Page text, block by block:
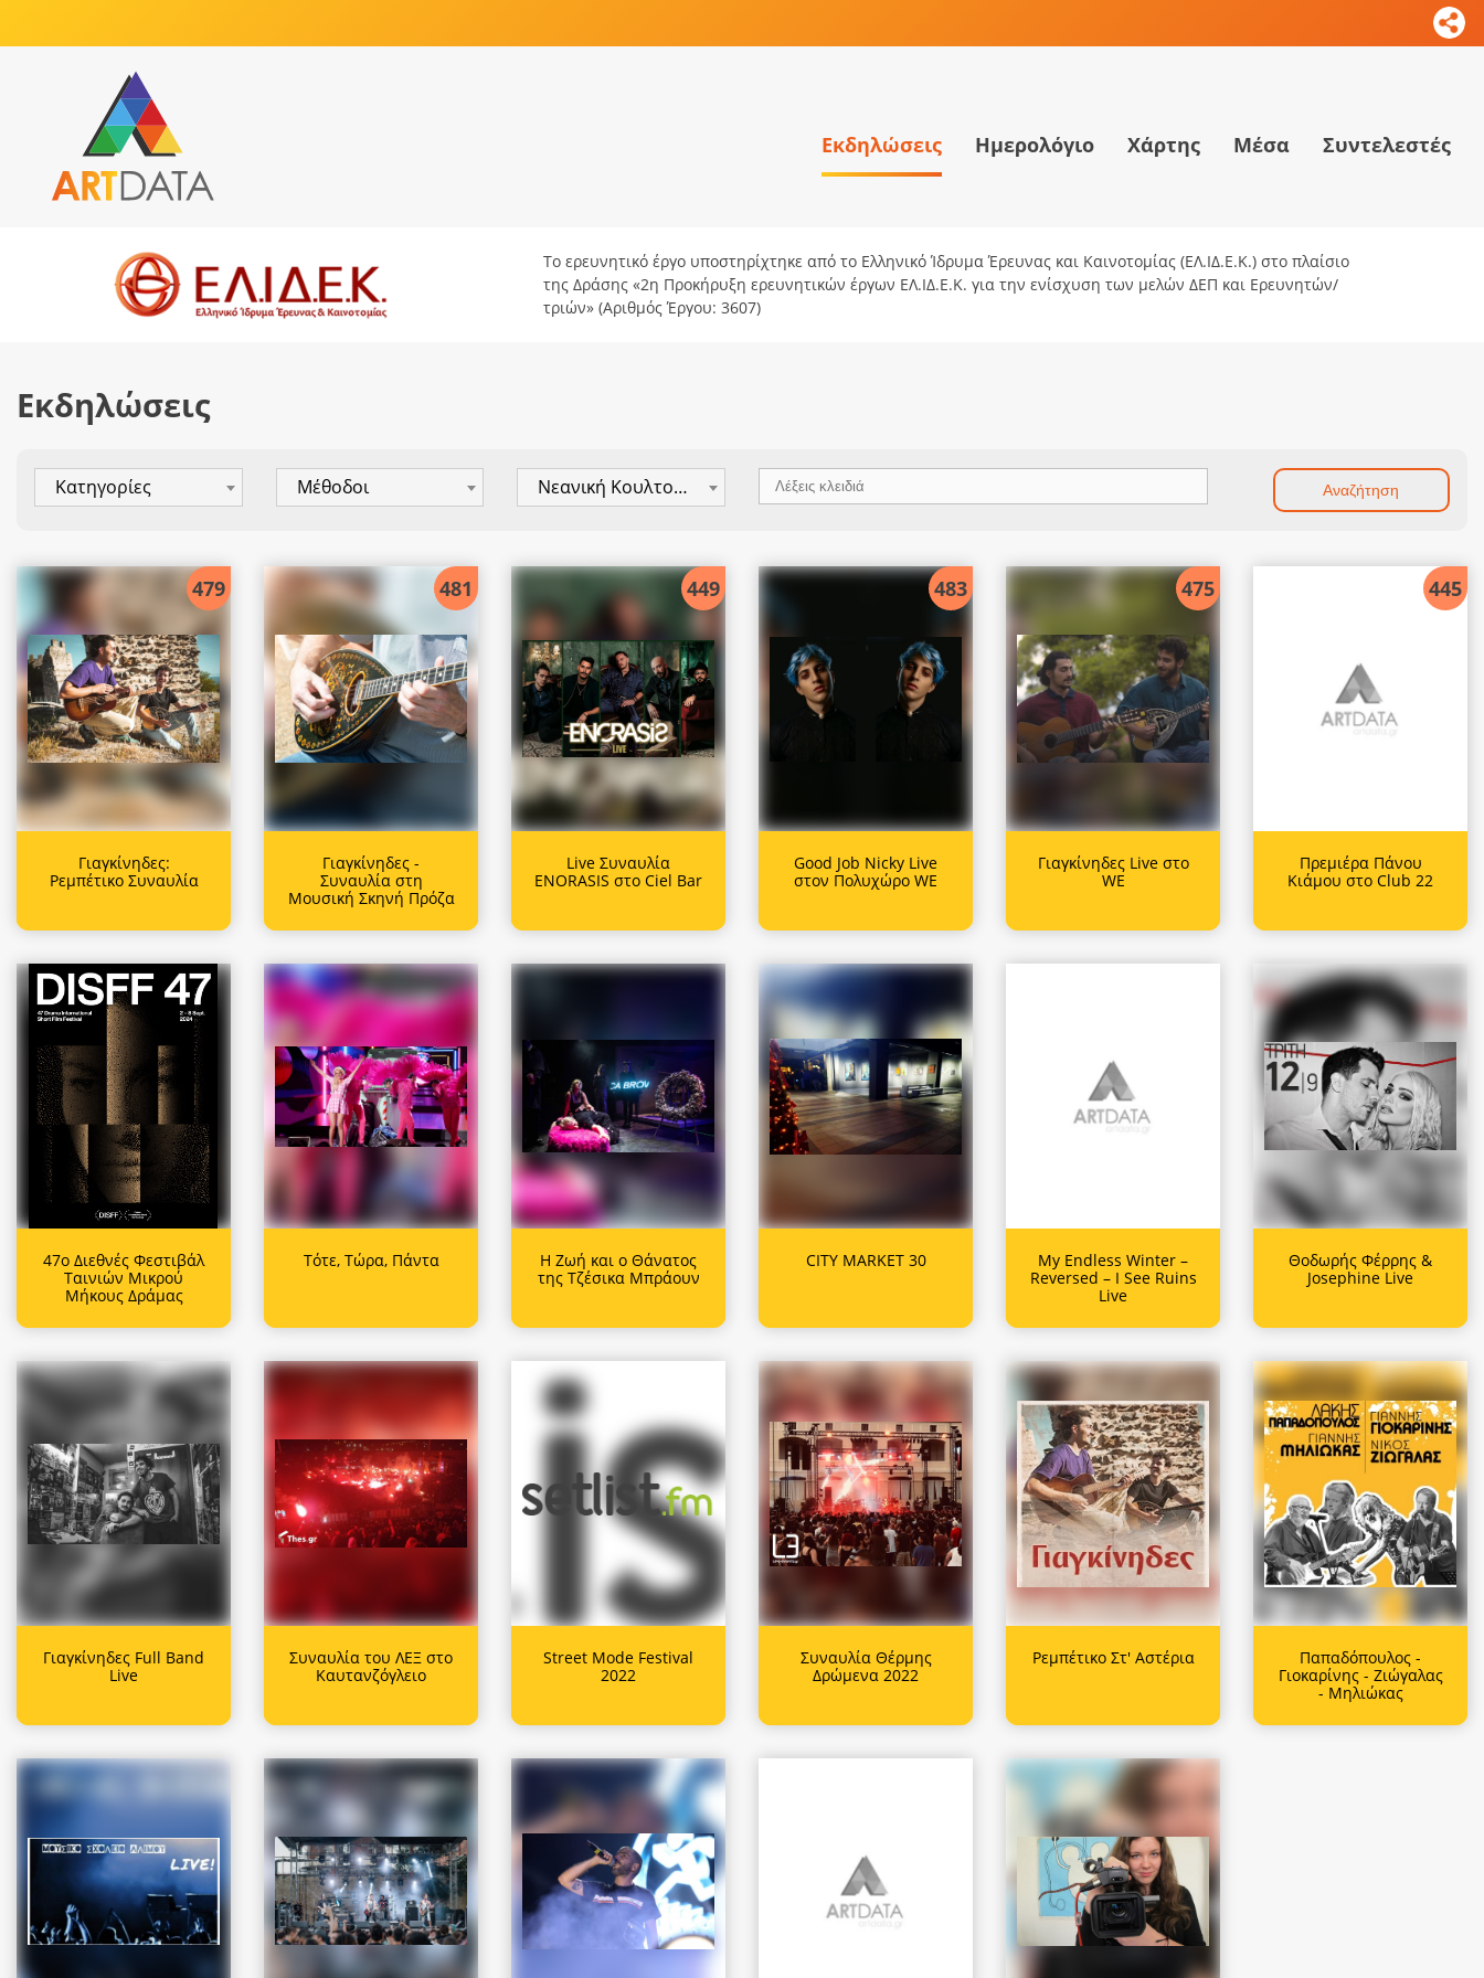
Εκδηλώσεις Ημερολόγιο Χάρτης Μέσα Συντελεστές
Το ερευνητικό έργο υποστηρίχτηκε από το Ελληνικό Ίδρυμα Έρευνας και Καινοτομίας (ΕΛ.ΙΔ.Ε.Κ.) στο πλαίσιο
της Δράσης «2η Προκήρυξη ερευνητικών έργων ΕΛ.ΙΔ.Ε.Κ. για την ενίσχυση των μελών ΔΕΠ και Ερευνητών/
τριών» (Αριθμός Έργου: 3607)
Εκδηλώσεις
Κατηγορίες Μέθοδοι Νεανική Κουλτούρα
479
Γιαγκίνηδες:
Ρεμπέτικο Συναυλία
481
Γιαγκίνηδες -
Συναυλία στη
Μουσική Σκηνή Πρόζα
449
Live Συναυλία
ENORASIS στο Ciel Bar
483
Good Job Nicky Live
στον Πολυχώρο WE
475
Γιαγκίνηδες Live στο
WE
445
Πρεμιέρα Πάνου
Κιάμου στο Club 22
47ο Διεθνές Φεστιβάλ
Ταινιών Μικρού
Μήκους Δράμας
Τότε, Τώρα, Πάντα
Η Ζωή και ο Θάνατος
της Τζέσικα Μπράουν
CITY MARKET 30
My Endless Winter –
Reversed – I See Ruins
Live
Θοδωρής Φέρρης &
Josephine Live
Γιαγκίνηδες Full Band
Live
Συναυλία του ΛΕΞ στο
Καυτανζόγλειο
Street Mode Festival
2022
Συναυλία Θέρμης
Δρώμενα 2022
Ρεμπέτικο Στ' Αστέρια
Παπαδόπουλος -
Γιοκαρίνης - Ζιώγαλας
- Μηλιώκας